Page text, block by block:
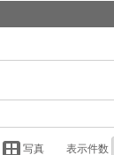
写真 表示件数